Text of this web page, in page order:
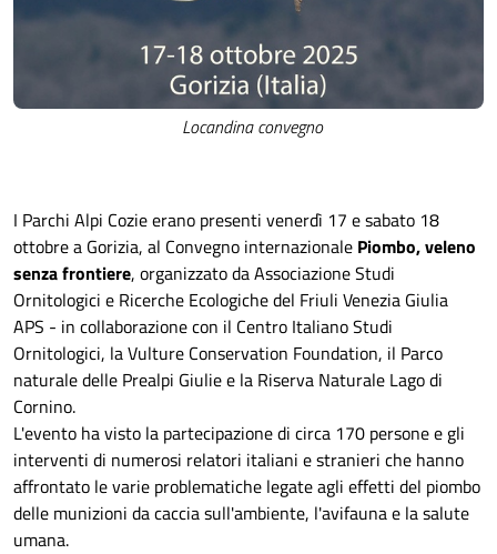
Locandina convegno
I Parchi Alpi Cozie erano presenti venerdì 17 e sabato 18
ottobre a Gorizia, al Convegno internazionale Piombo, veleno
senza frontiere, organizzato da Associazione Studi
Ornitologici e Ricerche Ecologiche del Friuli Venezia Giulia
APS - in collaborazione con il Centro Italiano Studi
Ornitologici, la Vulture Conservation Foundation, il Parco
naturale delle Prealpi Giulie e la Riserva Naturale Lago di
Cornino.
L'evento ha visto la partecipazione di circa 170 persone e gli
interventi di numerosi relatori italiani e stranieri che hanno
affrontato le varie problematiche legate agli effetti del piombo
delle munizioni da caccia sull'ambiente, l'avifauna e la salute
umana.